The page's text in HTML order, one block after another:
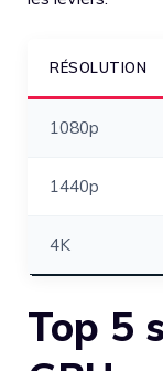
RÉSOLUTION
1080p
1440p
4K
Top 5